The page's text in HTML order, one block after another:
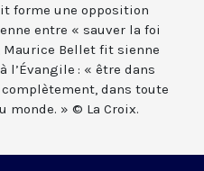
forme une opposition
entre « sauver la foi
Maurice Bellet fit sienne
l’Évangile : « être dans
dans toute
monde. » © La Croix.